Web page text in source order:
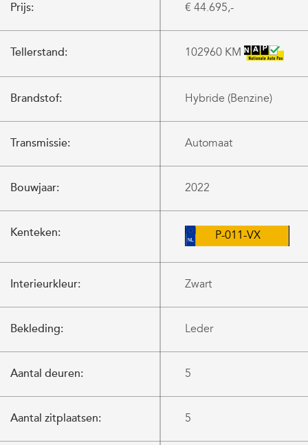
Prijs: € 44.695,-
Tellerstand: 102960 KM
Brandstof: Hybride (Benzine)
Transmissie: Automaat
Bouwjaar: 2022
Kenteken: P-011-VX
Interieurkleur: Zwart
Bekleding: Leder
Aantal deuren: 5
Aantal zitplaatsen: 5